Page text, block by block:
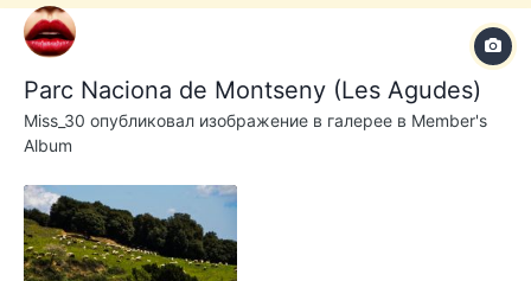
Parc Naciona de Montseny (Les Agudes)
Miss_30 опубликовал изображение в галерее в Member's
Album